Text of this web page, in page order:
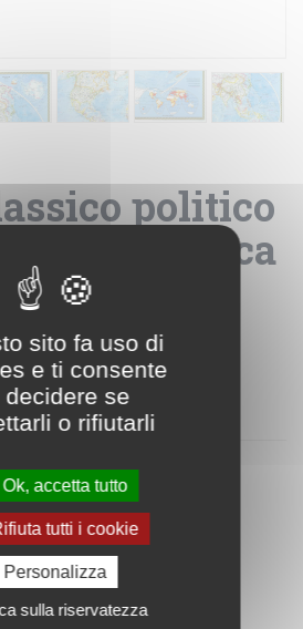
politico
geografica
Geographic
sito fa uso di
e ti consente
decidere se
o rifiutarli
Ok, accetta tutto
tutti i cookie
Personalizza
sulla riservatezza